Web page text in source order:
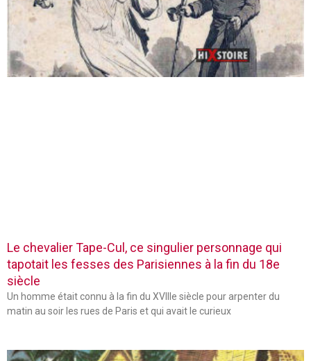
Le chevalier Tape-Cul, ce singulier personnage qui
tapotait les fesses des Parisiennes à la fin du 18e
siècle
Un homme était connu à la fin du XVIIIe siècle pour arpenter du
matin au soir les rues de Paris et qui avait le curieux